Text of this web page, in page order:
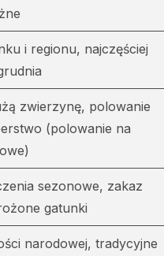
i regionu, najczęściej
zwierzynę, polowanie
(polowanie na
sezonowe, zakaz
gatunki
narodowej, tradycyjne